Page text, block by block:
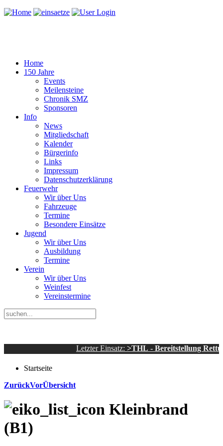
Home
150 Jahre
Events
Meilensteine
Chronik SMZ
Sponsoren
Info
News
Mitgliedschaft
Kalender
Bürgerinfo
Links
Impressum
Datenschutzerklärung
Feuerwehr
Wir über Uns
Fahrzeuge
Termine
Besondere Einsätze
Jugend
Wir über Uns
Ausbildung
Termine
Verein
Wir über Uns
Weinfest
Vereinstermine
Letzter Einsatz:>THL - Bereitstellung
Startseite
ZurückVorÜbersicht
Kleinbrand
(B1)